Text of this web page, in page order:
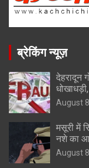
ब्रेकिंग न्यूज़
देहरादून
August
मसूरी में
नशे का
August